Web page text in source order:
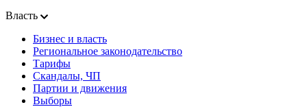
Власть
Бизнес и власть
Региональное законодательство
Тарифы
Скандалы, ЧП
Партии и движения
Выборы